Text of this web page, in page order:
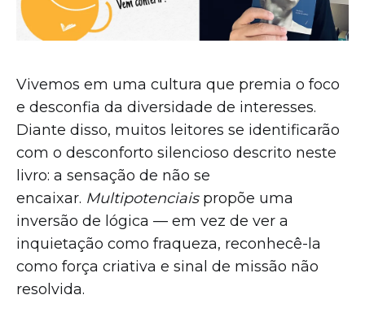
Vivemos em uma cultura que premia o foco
e desconfia da diversidade de interesses.
Diante disso, muitos leitores se identificarão
com o desconforto silencioso descrito neste
livro: a sensação de não se
encaixar. Multipotenciaispropõe uma
inversão de lógica — em vez de ver a
inquietação como fraqueza, reconhecê-la
como força criativa e sinal de missão não
resolvida.